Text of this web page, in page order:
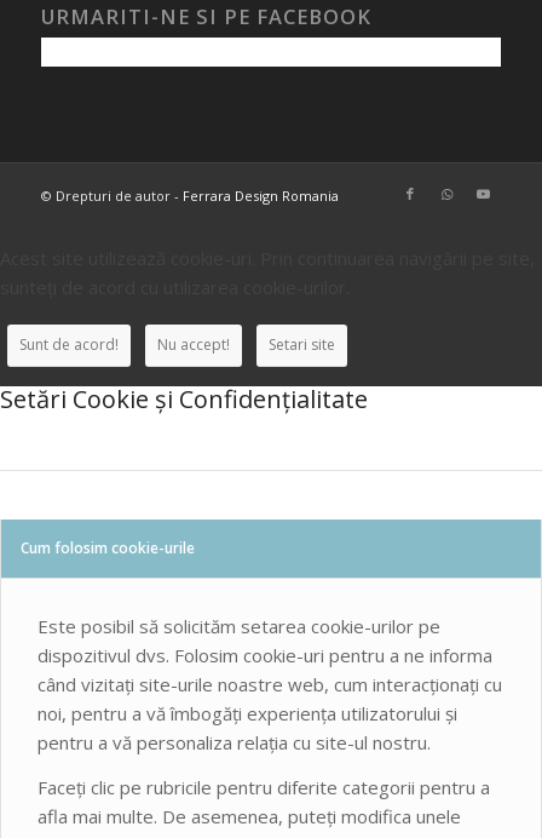
URMARITI-NE SI PE FACEBOOK
© Drepturi de autor - Ferrara Design Romania
Sunt de acord! Nu accept! Setari site
Setări Cookie și Confidențialitate
Cum folosim cookie-urile
Este posibil să solicităm setarea cookie-urilor pe
dispozitivul dvs. Folosim cookie-uri pentru a ne informa
când vizitați site-urile noastre web, cum interacționați cu
noi, pentru a vă îmbogăți experiența utilizatorului și
pentru a vă personaliza relația cu site-ul nostru.
Faceți clic pe rubricile pentru diferite categorii pentru a
afla mai multe. De asemenea, puteți modifica unele